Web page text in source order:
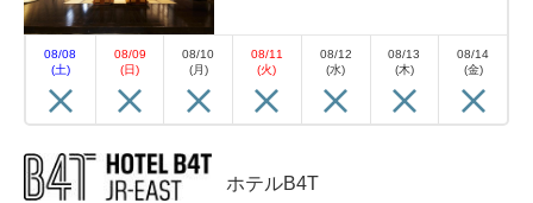
08/08
(土)
08/09
(日)
08/10
(月)
08/11
(火)
08/12
(水)
08/13
(木)
08/14
(金)
ホテルB4T